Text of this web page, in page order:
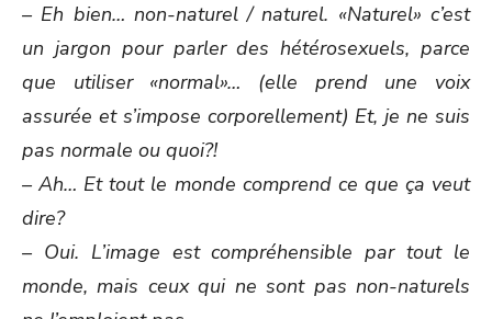
– Eh bien… non-naturel / naturel. «Naturel» c’est
un jargon pour parler des hétérosexuels, parce
que utiliser «normal»… (elle prend une voix
assurée et s’impose corporellement) Et, je ne suis
pas normale ou quoi?!
– Ah… Et tout le monde comprend ce que ça veut
dire?
– Oui. L’image est compréhensible par tout le
monde, mais ceux qui ne sont pas non-naturels